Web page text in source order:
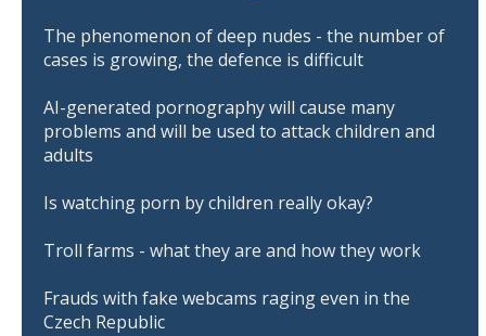
The phenomenon of deep nudes - the number of
cases is growing, the defence is difficult
AI-generated pornography will cause many
problems and will be used to attack children and
adults
Is watching porn by children really okay?
Troll farms - what they are and how they work
Frauds with fake webcams raging even in the
Czech Republic